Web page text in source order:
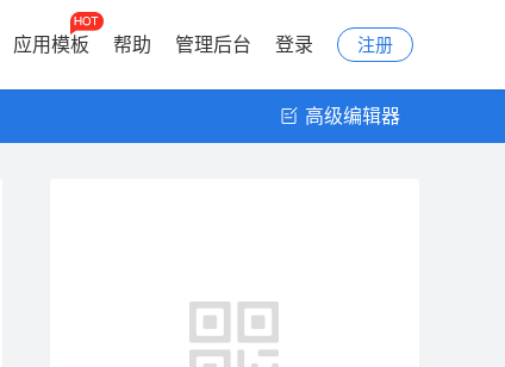
应用模板 帮助 管理后台 登录 注册
高级编辑器